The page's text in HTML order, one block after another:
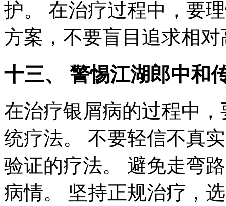
护。 在治疗过程中，要
方案，不要盲目追求相
十三、 警惕江湖郎中和
在治疗银屑病的过程中
统疗法。 不要轻信不真
验证的疗法。 避免走弯
病情。 坚持正规治疗，